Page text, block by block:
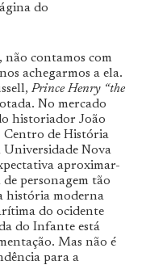
do
não contamos com
achegarmos a ela.
Prince Henry “the
No mercado
historiador João
Centro de História
Universidade Nova
aproximar-
personagem tão
história moderna
do ocidente
do Infante está
Mas não é
para a